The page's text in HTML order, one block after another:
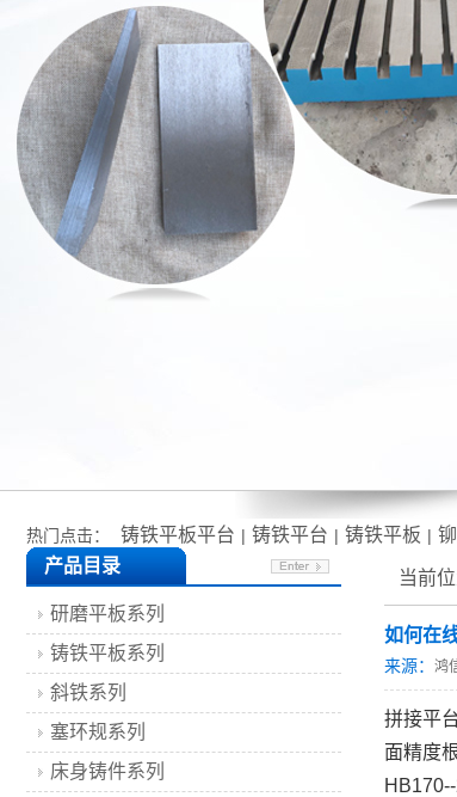
热门点击： 铸铁平板平台 | 铸铁平台 | 铸铁平板 |
当前位
如何在
来源： 鸿
拼接平
面精度
产品目录
研磨平板系列
铸铁平板系列
斜铁系列
塞环规系列
床身铸件系列